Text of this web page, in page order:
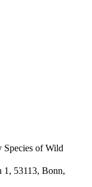
Species of Wild
1, 53113, Bonn,